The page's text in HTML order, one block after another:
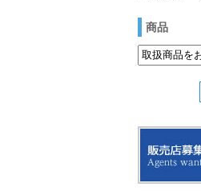
商品